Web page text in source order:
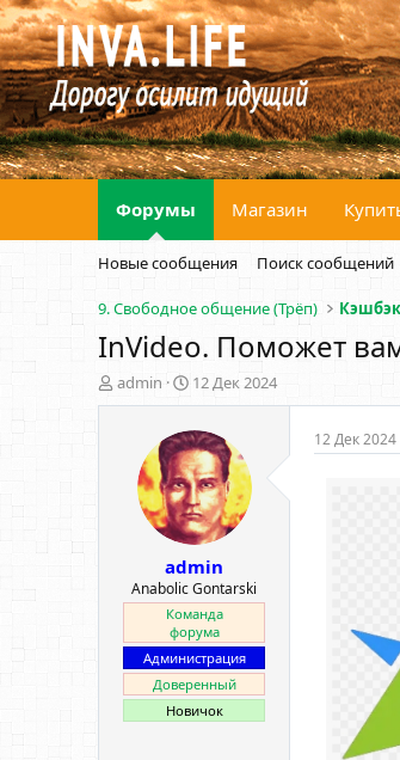
Форумы Магазин
Новые сообщения Поиск сообщений
9. Свободное общение (Трёп)
InVideo. Поможет
А
в
admin
Д
а
а
н
а
ч
а
а
12 Дек 2024
admin
Anabolic Gontarski
Команда
форума
Администрация
Доверенный
Новичок
12 Дек 2024